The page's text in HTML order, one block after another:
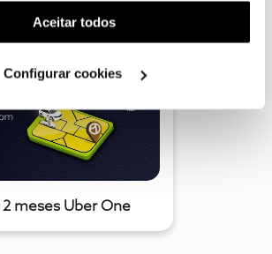
personalizada). Pode gerir a
clicando em "Configurar
Aceitar todos
Configurar cookies
meses Uber One